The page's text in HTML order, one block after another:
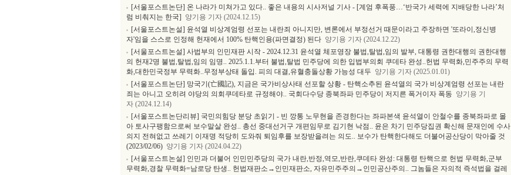
[서울포스트논단] 온 나라가 미쳐가고 있다.. 좋은 내용의 시사저널 기사 - [계엄 후폭풍…‘반국가 세력에 지배당한 나라’처
럼 비춰지는 한국] 양기용 기자 (2024.12.15)
[서울포스트논설] 윤석열 비상계엄령 선포는 내란죄 아니지만, 변론에서 부정선거 때문이라고 주장하면 '또라이,정신병
자'임을 스스로 인정해 헌재에서 100% 탄핵인용(파면결정) 된다 양기용 기자 (2024.12.22)
[서울포스트논설] 사법부의 인민재판 시작 - 2024.12.31 윤석열 체포영장 불법,탈법,임의 발부, 대통령 권한대행의 권한대행
의 헌재2명 불법,탈법,임의 임명.. 2025.1.1.부터 불법,탈법 민주당에 의한 입법부의회 쿠데타 완성..헌법 무력화,민주주의 무력
화,대한민국정부 무력화..무정부상태 돌입. 피의 대결,유혈충돌상황 가능성 대두 양기용 기자 (2025.01.01)
[서울포스트논단] 망국기(亡國記), 지금은 국가비상사태 선포할 상황 - 탄핵소추된 윤석열의 국가 비상계엄령 선포는 내란
죄는 아니고 오히려 야당의 의회쿠데타로 규정해야.. 국회다수당 종북좌파 민주당이 저지른 폭거이자 폭동 양기용 기
자 (2024.12.14)
[서울포스트논단리뷰] 국민의힘당 분당 초읽기 - 빈 깡통 노무현을 존경한다는 좌파본색 윤석열이 안철수를 종북좌파로 몰
아 토사구팽함으로써 보수말살 완성.. 총선 중대선거구 개편임무로 김기현 낙점.. 윤은 차기 민주당집권 확신해 문재인에 수사
의지 전혀없고 쓰레기 이재명 적당히 도와줘 퇴임후를 보장받을려는 의도.. 보수가 탄핵한다해도 더불어공산당이 막아줄 것
(2023/02/06) 양기용 기자 (2024.04.22)
[서울포스트논설] 인민과 더불어 인민민주당의 국가 내란,반정,역모,반란,쿠데타 완성: 대통령 탄핵으로 헌법 무력화,군부
무력화,경찰 무력화=남로당 탄생.. 헌법재판소→인민재판소, 자유민주주의→인민공산주의.. 그놈들은 자의적 즉석법을 걸레